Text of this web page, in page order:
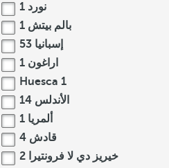
نورد 1
بالم بيتش 1
إسبانيا 53
اراغون 1
Huesca 1
الأندلس 14
ألمريا 1
قادش 4
خيريز دي لا فرونتيرا 2